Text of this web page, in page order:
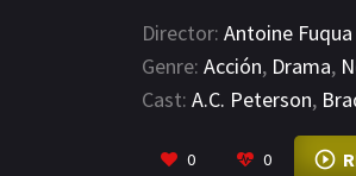
Director: Antoine Fuqua
Genre: Acción, Drama,
Cast: A.C. Peterson,
0 0